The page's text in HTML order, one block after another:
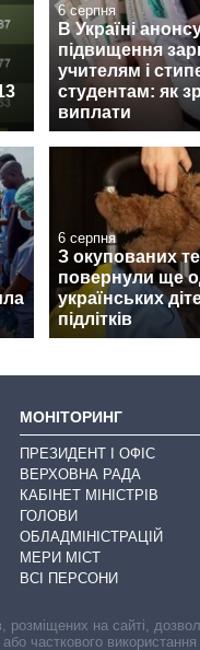
6 серпня
В Україні
підвищення
учителям і
студентам: як
виплати
6 серпня
З окупованих
повернули ще
українських
підлітків
МОНІТОРИНГ
ПРЕЗИДЕНТ І ОФІС
ВЕРХОВНА РАДА
КАБІНЕТ МІНІСТРІВ
ГОЛОВИ
ОБЛАДМІНІСТРАЦІЙ
МЕРИ МІСТ
ВСІ ПЕРСОНИ
розміщених на сайті,
часткового використання